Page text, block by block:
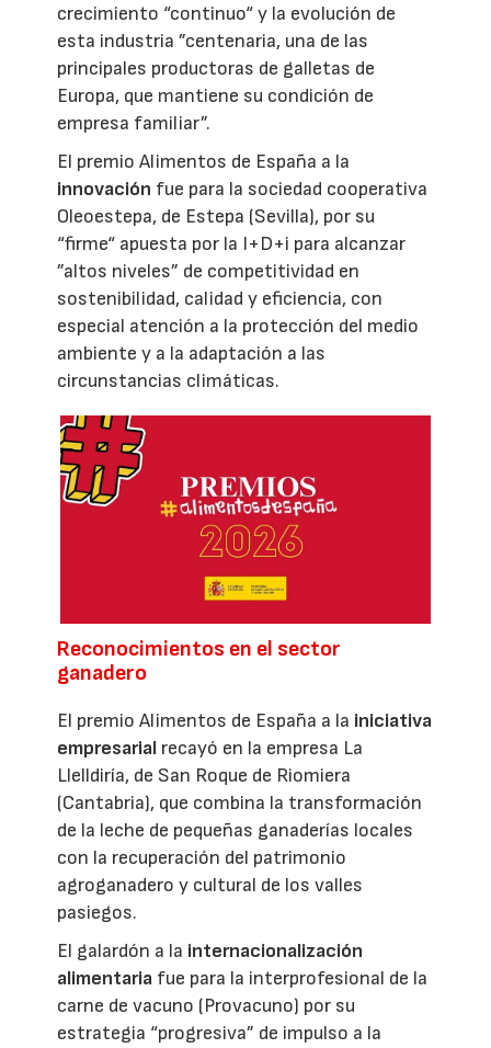
crecimiento “continuo“ y la evolución de
esta industria ”centenaria, una de las
principales productoras de galletas de
Europa, que mantiene su condición de
empresa familiar”.
El premio Alimentos de España a la
innovación fue para la sociedad cooperativa
Oleoestepa, de Estepa (Sevilla), por su
“firme“ apuesta por la I+D+i para alcanzar
”altos niveles” de competitividad en
sostenibilidad, calidad y eficiencia, con
especial atención a la protección del medio
ambiente y a la adaptación a las
circunstancias climáticas.
Reconocimientos en el sector
ganadero
El premio Alimentos de España a la iniciativa
empresarial recayó en la empresa La
Llelldiría, de San Roque de Riomiera
(Cantabria), que combina la transformación
de la leche de pequeñas ganaderías locales
con la recuperación del patrimonio
agroganadero y cultural de los valles
pasiegos.
El galardón a la internacionalización
alimentaria fue para la interprofesional de la
carne de vacuno (Provacuno) por su
estrategia “progresiva” de impulso a la